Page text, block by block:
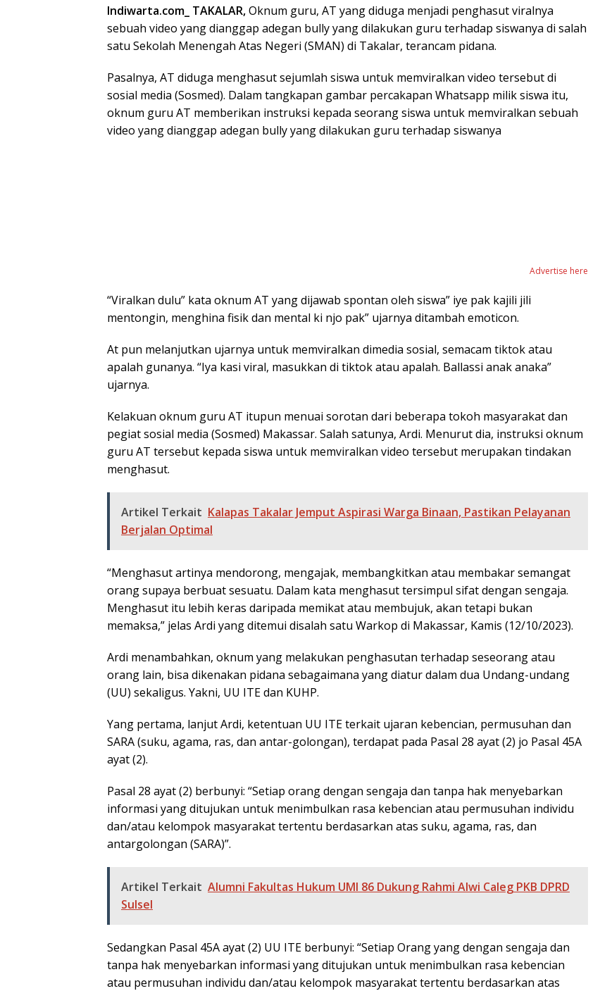
Indiwarta.com_ TAKALAR,Oknum guru, AT yang diduga menjadi penghasut viralnya
sebuah video yang dianggap adegan bully yang dilakukan guru terhadap siswanya di salah
satu Sekolah Menengah Atas Negeri (SMAN) di Takalar, terancam pidana.
Pasalnya, AT diduga menghasut sejumlah siswa untuk memviralkan video tersebut di
sosial media (Sosmed). Dalam tangkapan gambar percakapan Whatsapp milik siswa itu,
oknum guru AT memberikan instruksi kepada seorang siswa untuk memviralkan sebuah
video yang dianggap adegan bully yang dilakukan guru terhadap siswanya
Advertise here
“Viralkan dulu” kata oknum AT yang dijawab spontan oleh siswa” iye pak kajili jili
mentongin, menghina fisik dan mental ki njo pak” ujarnya ditambah emoticon.
At pun melanjutkan ujarnya untuk memviralkan dimedia sosial, semacam tiktok atau
apalah gunanya. “Iya kasi viral, masukkan di tiktok atau apalah. Ballassi anak anaka”
ujarnya.
Kelakuan oknum guru AT itupun menuai sorotan dari beberapa tokoh masyarakat dan
pegiat sosial media (Sosmed) Makassar. Salah satunya, Ardi. Menurut dia, instruksi oknum
guru AT tersebut kepada siswa untuk memviralkan video tersebut merupakan tindakan
menghasut.
Artikel Terkait Kalapas Takalar Jemput Aspirasi Warga Binaan, Pastikan Pelayanan
Berjalan Optimal
“Menghasut artinya mendorong, mengajak, membangkitkan atau membakar semangat
orang supaya berbuat sesuatu. Dalam kata menghasut tersimpul sifat dengan sengaja.
Menghasut itu lebih keras daripada memikat atau membujuk, akan tetapi bukan
memaksa,” jelas Ardi yang ditemui disalah satu Warkop di Makassar, Kamis (12/10/2023).
Ardi menambahkan, oknum yang melakukan penghasutan terhadap seseorang atau
orang lain, bisa dikenakan pidana sebagaimana yang diatur dalam dua Undang-undang
(UU) sekaligus. Yakni, UU ITE dan KUHP.
Yang pertama, lanjut Ardi, ketentuan UU ITE terkait ujaran kebencian, permusuhan dan
SARA (suku, agama, ras, dan antar-golongan), terdapat pada Pasal 28 ayat (2) jo Pasal 45A
ayat (2).
Pasal 28 ayat (2) berbunyi: “Setiap orang dengan sengaja dan tanpa hak menyebarkan
informasi yang ditujukan untuk menimbulkan rasa kebencian atau permusuhan individu
dan/atau kelompok masyarakat tertentu berdasarkan atas suku, agama, ras, dan
antargolongan (SARA)”.
Artikel Terkait Alumni Fakultas Hukum UMI 86 Dukung Rahmi Alwi Caleg PKB DPRD
Sulsel
Sedangkan Pasal 45A ayat (2) UU ITE berbunyi: “Setiap Orang yang dengan sengaja dan
tanpa hak menyebarkan informasi yang ditujukan untuk menimbulkan rasa kebencian
atau permusuhan individu dan/atau kelompok masyarakat tertentu berdasarkan atas